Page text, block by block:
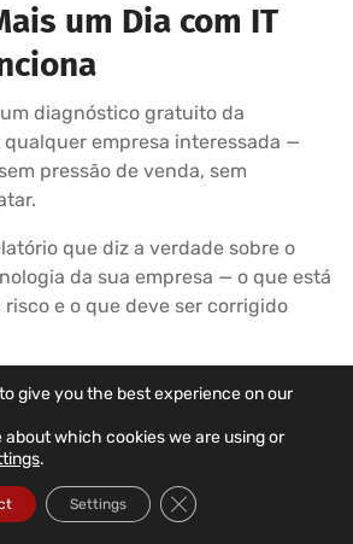
um Dia com IT
diagnóstico gratuito da
empresa interessada —
pressão de venda, sem
que diz a verdade sobre o
da sua empresa — o que está
risco e o que deve ser corrigido
decidir não contratar a
é seu. Se decidir contratar, começa
give you the best experience on our
about which cookies we are using or
.
Settings Close GDPR Cookie